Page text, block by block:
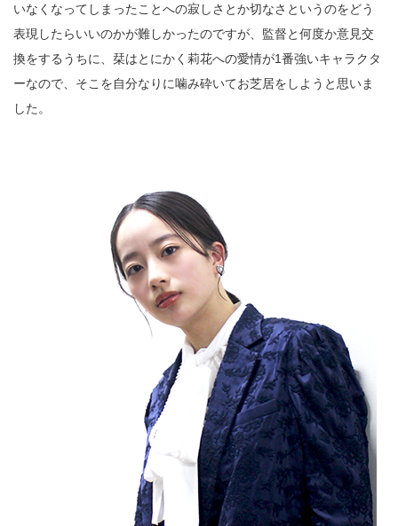
いなくなってしまったことへの寂しさとか切なさというのをどう
表現したらいいのかが難しかったのですが、監督と何度か意見交
換をするうちに、栞はとにかく莉花への愛情が1番強いキャラクタ
ーなので、そこを自分なりに噛み砕いてお芝居をしようと思いま
した。